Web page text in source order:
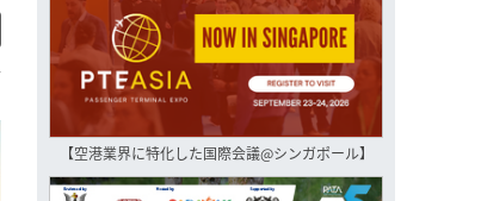
【空港業界に特化した国際会議@シンガポール】